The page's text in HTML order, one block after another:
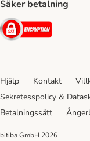
Säker betalning
Security
Hjälp Kontakt
Sekretesspolicy &
Betalningssätt
bitiba GmbH 2026